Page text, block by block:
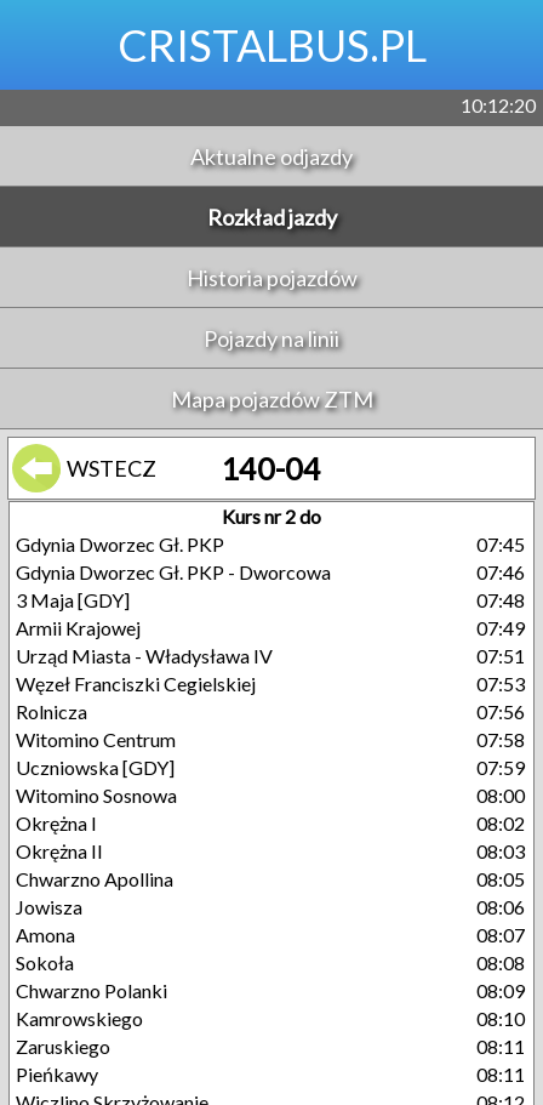
CRISTALBUS.PL
10:12:21
Aktualne odjazdy
Rozkład jazdy
Historia pojazdów
Pojazdy na linii
Mapa pojazdów ZTM
WSTECZ 140-04
Kurs nr 2 do
Gdynia Dworzec Gł. PKP
07:45
Gdynia Dworzec Gł. PKP - Dworcowa
07:46
3 Maja [GDY]
07:48
Armii Krajowej
07:49
Urząd Miasta - Władysława IV
07:51
Węzeł Franciszki Cegielskiej
07:53
Rolnicza
07:56
Witomino Centrum
07:58
Uczniowska [GDY]
07:59
Witomino Sosnowa
08:00
Okrężna I
08:02
Okrężna II
08:03
Chwarzno Apollina
08:05
Jowisza
08:06
Amona
08:07
Sokoła
08:08
Chwarzno Polanki
08:09
Kamrowskiego
08:10
Zaruskiego
08:11
Pieńkawy
08:11